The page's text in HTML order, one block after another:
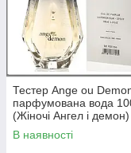
Тестер Ange ou
парфумована вода
(Жіночі Ангел і демон)
В наявності